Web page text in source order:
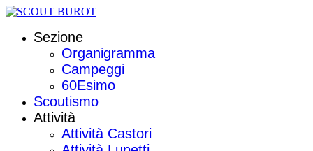
Sezione
Organigramma
Campeggi
60Esimo
Scoutismo
Attività
Attività Castori